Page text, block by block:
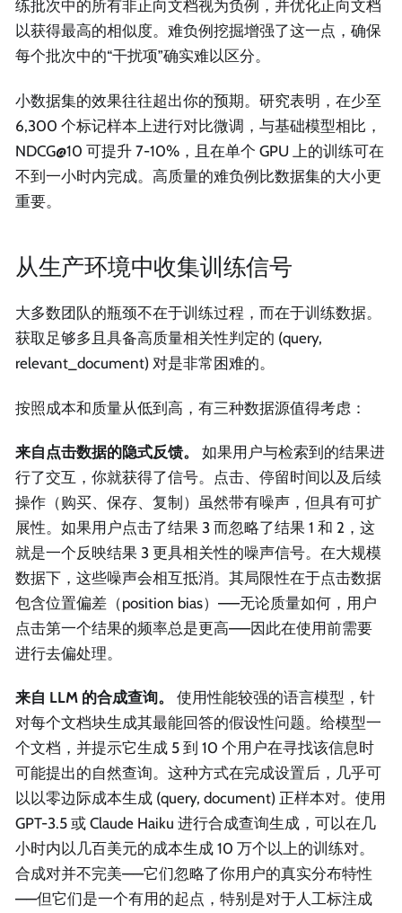
练批次中的所有非正向文档视为负例，并优化正向文档
以获得最高的相似度。难负例挖掘增强了这一点，确保
每个批次中的“干扰项”确实难以区分。
小数据集的效果往往超出你的预期。研究表明，在少至
6,300 个标记样本上进行对比微调，与基础模型相比，
NDCG@10 可提升 7-10%，且在单个 GPU 上的训练可在
不到一小时内完成。高质量的难负例比数据集的大小更
重要。
从生产环境中收集训练信号
大多数团队的瓶颈不在于训练过程，而在于训练数据。
获取足够多且具备高质量相关性判定的 (query,
relevant_document) 对是非常困难的。
按照成本和质量从低到高，有三种数据源值得考虑：
来自点击数据的隐式反馈。
如果用户与检索到的结果进
行了交互，你就获得了信号。点击、停留时间以及后续
操作（购买、保存、复制）虽然带有噪声，但具有可扩
展性。如果用户点击了结果 3 而忽略了结果 1 和 2，这
就是一个反映结果 3 更具相关性的噪声信号。在大规模
数据下，这些噪声会相互抵消。其局限性在于点击数据
包含位置偏差（position bias）——无论质量如何，用户
点击第一个结果的频率总是更高——因此在使用前需要
进行去偏处理。
来自 LLM 的合成查询。
使用性能较强的语言模型，针
对每个文档块生成其最能回答的假设性问题。给模型一
个文档，并提示它生成 5 到 10 个用户在寻找该信息时
可能提出的自然查询。这种方式在完成设置后，几乎可
以以零边际成本生成 (query, document) 正样本对。使用
GPT-3.5 或 Claude Haiku 进行合成查询生成，可以在几
小时内以几百美元的成本生成 10 万个以上的训练对。
合成对并不完美——它们忽略了你用户的真实分布特性
——但它们是一个有用的起点，特别是对于人工标注成